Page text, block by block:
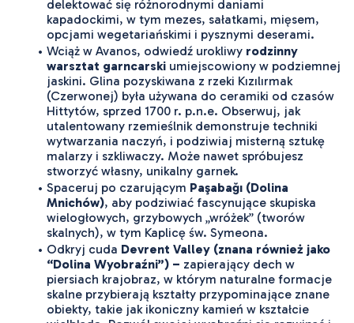
delektować się różnorodnymi daniami
kapadockimi, w tym mezes, sałatkami, mięsem,
opcjami wegetariańskimi i pysznymi deserami.
Wciąż w Avanos, odwiedź urokliwy rodzinny
warsztat garncarski umiejscowiony w podziemnej
jaskini. Glina pozyskiwana z rzeki Kızılırmak
(Czerwonej) była używana do ceramiki od czasów
Hittytów, sprzed 1700 r. p.n.e. Obserwuj, jak
utalentowany rzemieślnik demonstruje techniki
wytwarzania naczyń, i podziwiaj misterną sztukę
malarzy i szkliwaczy. Może nawet spróbujesz
stworzyć własny, unikalny garnek.
Spaceruj po czarującym Paşabağı (Dolina
Mnichów), aby podziwiać fascynujące skupiska
wielogłowych, grzybowych „wróżek” (tworów
skalnych), w tym Kaplicę św. Symeona.
Odkryj cuda Devrent Valley (znana również jako
“Dolina Wyobraźni”) – zapierający dech w
piersiach krajobraz, w którym naturalne formacje
skalne przybierają kształty przypominające znane
obiekty, takie jak ikoniczny kamień w kształcie